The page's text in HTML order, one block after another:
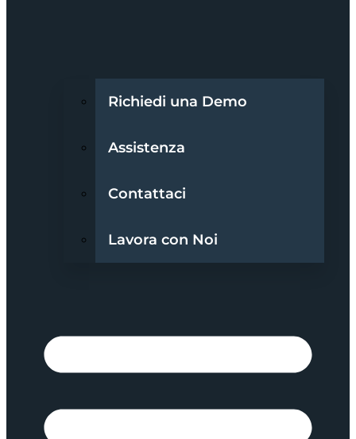
Richiedi una Demo
Assistenza
Contattaci
Lavora con Noi